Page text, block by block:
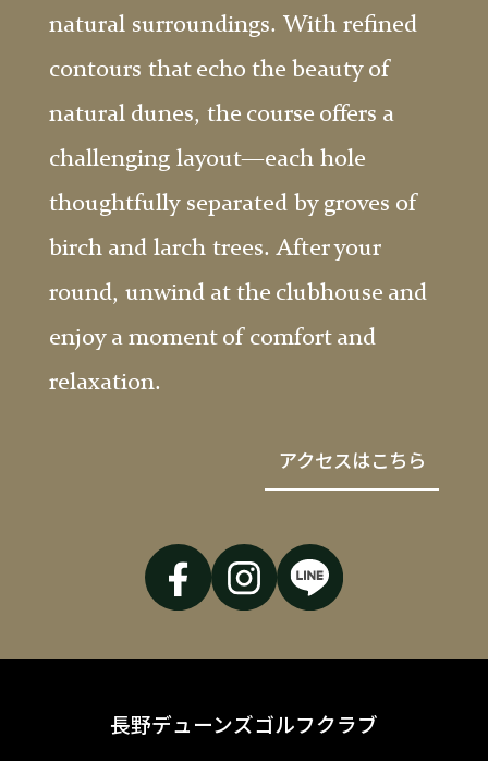
natural surroundings. With refined
contours that echo the beauty of
natural dunes, the course offers a
challenging layout—each hole
thoughtfully separated by groves of
birch and larch trees. After your
round, unwind at the clubhouse and
enjoy a moment of comfort and
relaxation.
アクセスはこちら
長野デューンズゴルフクラブ